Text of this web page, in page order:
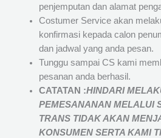
penjemputan dan alamat
Costumer Service akan
konfirmasi kepada calon
dan jadwal yang anda pesan.
Tunggu sampai CS kami
pesanan anda berhasil.
CATATAN :HINDARI
PEMESANANAN MELALUI
TRANSTIDAK AKAN
KONSUMEN SERTA KAMI